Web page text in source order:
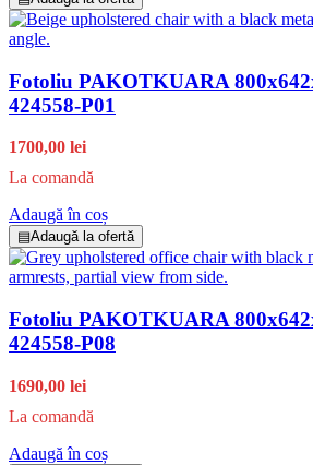
Fotoliu PAKOTKUARA
424558-P01
1700,00 lei
La comandă
Adaugă în coș
▤Adaugă la ofertă
Fotoliu PAKOTKUARA
424558-P08
1690,00 lei
La comandă
Adaugă în coș